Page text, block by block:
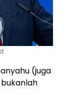
(juga